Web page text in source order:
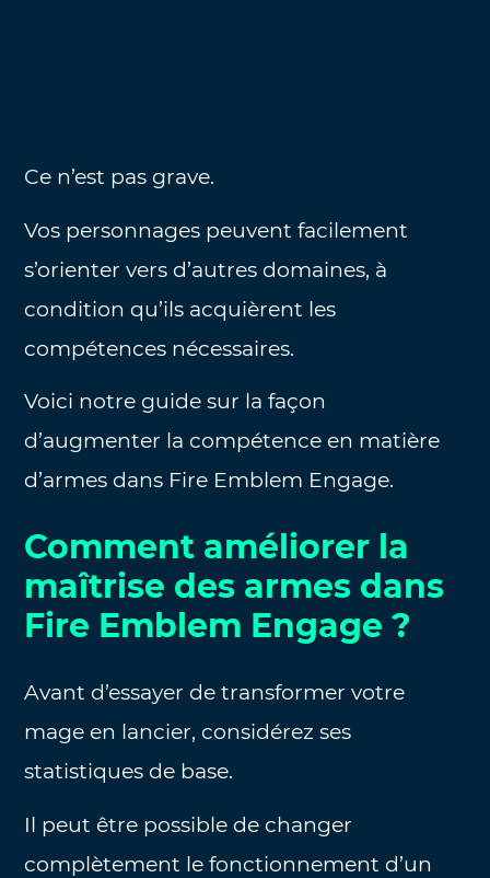
Ce n’est pas grave.
Vos personnages peuvent facilement
s’orienter vers d’autres domaines, à
condition qu’ils acquièrent les
compétences nécessaires.
Voici notre guide sur la façon
d’augmenter la compétence en matière
d’armes dans Fire Emblem Engage.
Comment améliorer la
maîtrise des armes dans
Fire Emblem Engage ?
Avant d’essayer de transformer votre
mage en lancier, considérez ses
statistiques de base.
Il peut être possible de changer
complètement le fonctionnement d’un